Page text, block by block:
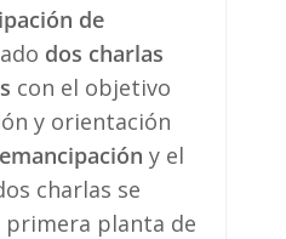
de
dos charlas
con el objetivo
y orientación
y el
charlas se
primera planta de